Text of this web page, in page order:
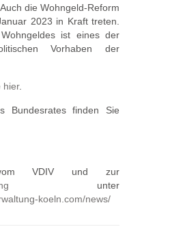
die Wohngeld-Reform
2023 in Kraft treten.
ist eines der
Vorhaben der
hier.
Bundesrates finden Sie
VDIV und zur
unter
koeln.com/news/